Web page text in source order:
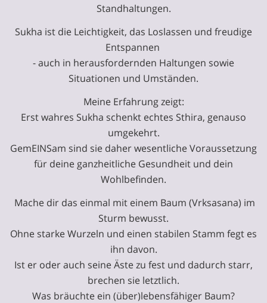
Standhaltungen.
Sukha ist die Leichtigkeit, das Loslassen und freudige
Entspannen
- auch in herausfordernden Haltungen sowie
Situationen und Umständen.
Meine Erfahrung zeigt:
Erst wahres Sukha schenkt echtes Sthira, genauso
umgekehrt.
GemEINSam sind sie daher wesentliche Voraussetzung
für deine ganzheitliche Gesundheit und dein
Wohlbefinden.
Mache dir das einmal mit einem Baum (Vrksasana) im
Sturm bewusst.
Ohne starke Wurzeln und einen stabilen Stamm fegt es
ihn davon.
Ist er oder auch seine Äste zu fest und dadurch starr,
brechen sie letztlich.
Was bräuchte ein (über)lebensfähiger Baum?